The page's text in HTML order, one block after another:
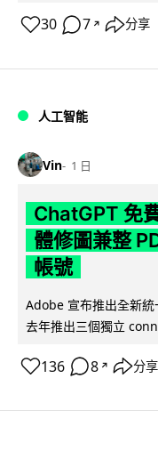
30 7 ↗ 分享
人工智能
Vin 1 日
ChatGPT 免
體修圖兼整
帳號
Adobe 宣布推出全新
去年推出三個獨立
136 8 ↗ 分享